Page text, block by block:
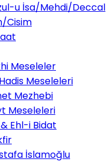
u İsa/Mehdi/Deccal
Cisim
Meseleler
Meseleleri
Mezhebi
Meseleleri
Ehl-i Bidat
İslamoğlu